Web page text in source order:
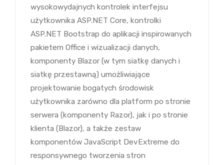
wysokowydajnych kontrolek interfejsu
użytkownika ASP.NET Core, kontrolki
ASP.NET Bootstrap do aplikacji inspirowanych
pakietem Office i wizualizacji danych,
komponenty Blazor (w tym siatkę danych i
siatkę przestawną) umożliwiające
projektowanie bogatych środowisk
użytkownika zarówno dla platform po stronie
serwera (komponenty Razor), jak i po stronie
klienta (Blazor), a także zestaw
komponentów JavaScript DevExtreme do
responsywnego tworzenia stron